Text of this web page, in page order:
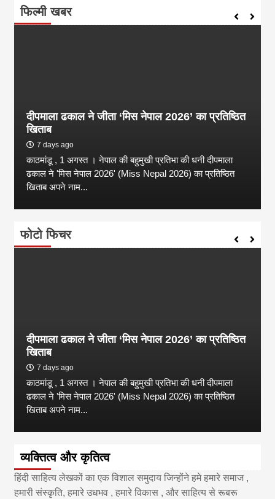
फिल्मी खबर
दीपमाला ढकाल ने जीता ‘मिस नेपाल 2026’ का प्रतिष्ठित
खिताब
7 days ago
काठमांडू , 1 अगस्त । नेपाल की बहुमुखी प्रतिभा की धनी दीपमाला
ढकाल ने 'मिस नेपाल 2026' (Miss Nepal 2026) का प्रतिष्ठित
खिताब अपने नाम...
फोटो फिचर
दीपमाला ढकाल ने जीता ‘मिस नेपाल 2026’ का प्रतिष्ठित
खिताब
7 days ago
काठमांडू , 1 अगस्त । नेपाल की बहुमुखी प्रतिभा की धनी दीपमाला
ढकाल ने 'मिस नेपाल 2026' (Miss Nepal 2026) का प्रतिष्ठित
खिताब अपने नाम...
व्यक्तित्व और कृतित्व
हिंदी साहित्य लेखकों का एक विशाल समुदाय जिन्होंने हमे हमारे समाज ,
हमारी संस्कृति, हमारे उधभव , हमारे विकास , और साहित्य से रूबरू